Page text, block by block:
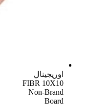
اوریجینال
FIBR 10X10
Non-Brand
Board